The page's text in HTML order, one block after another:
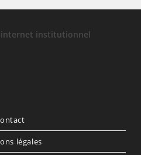
internet institutionnel
légales